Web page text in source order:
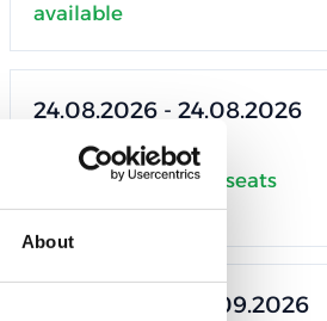
About
available
24.08.2026 - 24.08.2026
Online Training •
9 seats
available
04.09.2026 - 04.09.2026